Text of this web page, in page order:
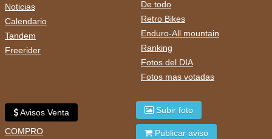
Noticias
Calendario
Tandem
Freerider
De todo
Retro Bikes
Enduro-All mountain
Ranking
Fotos del DIA
Fotos mas votadas
Avisos Venta
COMPRO
Subir foto
Publicar aviso